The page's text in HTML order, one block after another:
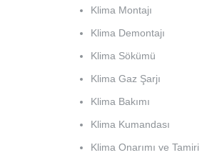
Klima Montajı
Klima Demontajı
Klima Sökümü
Klima Gaz Şarjı
Klima Bakımı
Klima Kumandası
Klima Onarımı ve Tamiri